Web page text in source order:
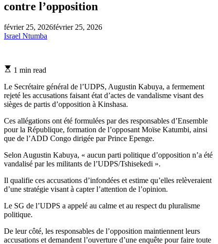
contre l’opposition
février 25, 2026février 25, 2026
Israel Ntumba
Estimated
time
1 min read
Le Secrétaire général de l’UDPS, Augustin Kabuya, a fermement
rejeté les accusations faisant état d’actes de vandalisme visant des
sièges de partis d’opposition à Kinshasa.
Ces allégations ont été formulées par des responsables d’Ensemble
pour la République, formation de l’opposant Moïse Katumbi, ainsi
que de l’ADD Congo dirigée par Prince Epenge.
Selon Augustin Kabuya, « aucun parti politique d’opposition n’a été
vandalisé par les militants de l’UDPS/Tshisekedi ».
Il qualifie ces accusations d’infondées et estime qu’elles relèveraient
d’une stratégie visant à capter l’attention de l’opinion.
Le SG de l’UDPS a appelé au calme et au respect du pluralisme
politique.
De leur côté, les responsables de l’opposition maintiennent leurs
accusations et demandent l’ouverture d’une enquête pour faire toute